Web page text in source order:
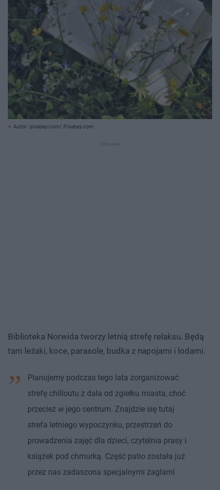
Autor: pixabay.com/ Pixabay.com
Biblioteka Norwida tworzy letnią strefę relaksu. Będą
tam leżaki, koce, parasole, budka z napojami i lodami.
Planujemy podczas tego lata zorganizować
strefę chilloutu z dala od zgiełku miasta, choć
przecież w jego centrum. Znajdzie się tutaj
strefa letniego wypoczynku, przestrzeń do
prowadzenia zajęć dla dzieci, czytelnia prasy i
książek pod chmurką. Część patio została już
przez nas zadaszona specjalnymi żaglami